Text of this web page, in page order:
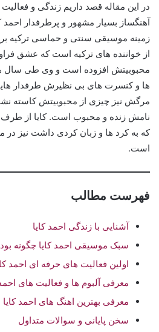
در این مقاله قصد داریم زندگی و
زمینه موسیقی سنتی و حماسی ترکیه
از خواننده های ترکیه است که عشق
ها و کنسرت های بی نظیرش طرفدار
مرگش نیز چیزی از محبوبیتش کاسته
نامش زنده و محبوب است. کایا از طرف
که به کرد ها و زبان کردی داشت نیز در
است.
فهرست مطالب
آشنایی با زندگی احمد کایا
سبک موسیقی احمد کایا چگونه
اولین فعالیت های حرفه ای احمد
معرفی آلبوم ها و فعالیت های احمد
معرفی بهترین اهنگ های احمد کایا
سخن پایانی و سوالات متداول